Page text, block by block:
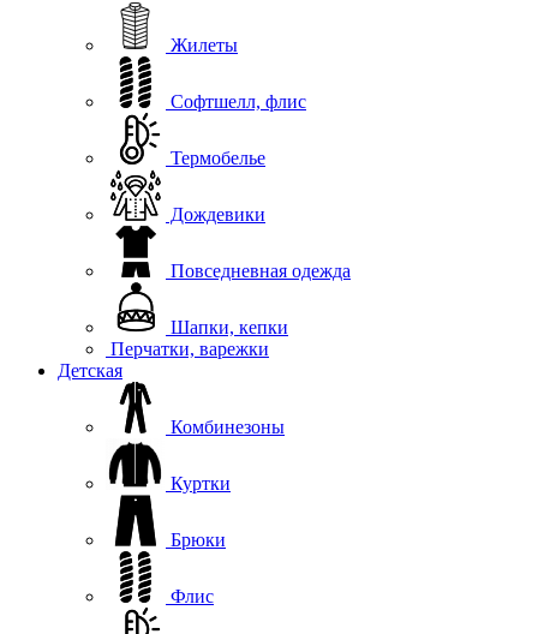
Жилеты
Софтшелл, флис
Термобелье
Дождевики
Повседневная одежда
Шапки, кепки
Перчатки, варежки
Детская
Комбинезоны
Куртки
Брюки
Флис